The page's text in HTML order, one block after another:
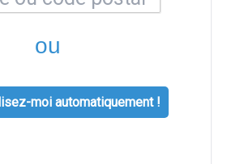
ou
moi automatiquement !